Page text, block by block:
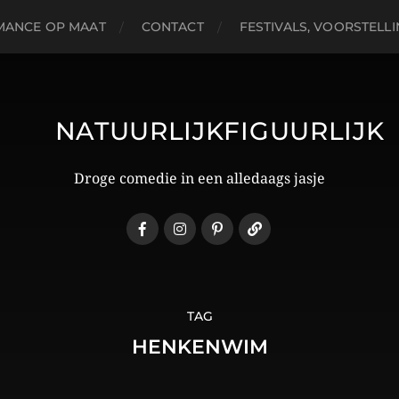
OP MAAT CONTACT FESTIVALS,
NATUURLIJKFIGUURLIJK
Droge comedie in een alledaags jasje
TAG
HENKENWIM